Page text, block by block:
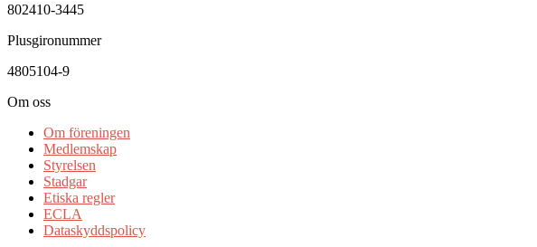
802410-3445
Plusgironummer
4805104-9
Om oss
Om föreningen
Medlemskap
Styrelsen
Stadgar
Etiska regler
ECLA
Dataskyddspolicy